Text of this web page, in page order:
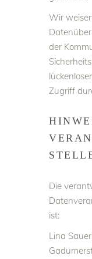
Wir
der
Zugriff
Die
ist:
Lina